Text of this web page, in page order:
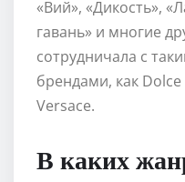
«Вий», «Дикость»,
гавань» и многие
сотрудничала с
брендами, как
Versace.
В каких